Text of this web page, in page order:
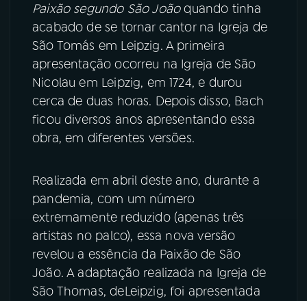
Paixão segundo São Joãoquando tinha
acabado de se tornar cantor na Igreja de
São Tomás em Leipzig. A primeira
apresentação ocorreu na Igreja de São
Nicolau em Leipzig, em 1724, e durou
cerca de duas horas. Depois disso, Bach
ficou diversos anos apresentando essa
obra, em diferentes versões.
Realizada em abril deste ano, durante a
pandemia, com um número
extremamente reduzido (apenas três
artistas no palco), essa nova versão
revelou a essência da Paixão de São
João. A adaptação realizada na Igreja de
São Thomas, deLeipzig, foi apresentada